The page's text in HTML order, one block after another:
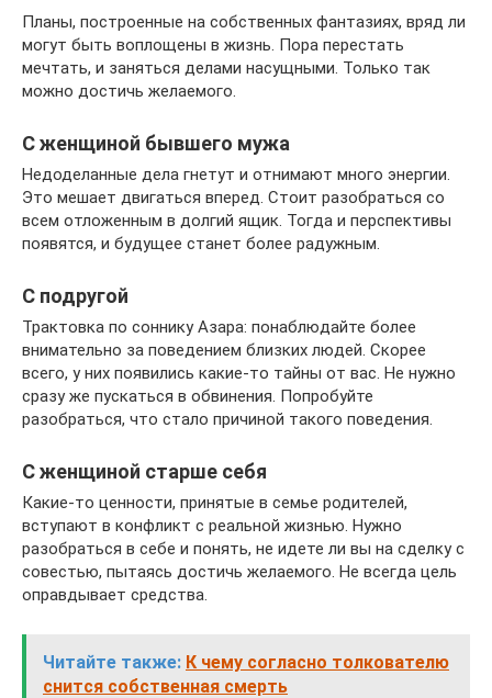
Планы, построенные на собственных фантазиях, вряд ли
могут быть воплощены в жизнь. Пора перестать
мечтать, и заняться делами насущными. Только так
можно достичь желаемого.
С женщиной бывшего мужа
Недоделанные дела гнетут и отнимают много энергии.
Это мешает двигаться вперед. Стоит разобраться со
всем отложенным в долгий ящик. Тогда и перспективы
появятся, и будущее станет более радужным.
С подругой
Трактовка по соннику Азара: понаблюдайте более
внимательно за поведением близких людей. Скорее
всего, у них появились какие-то тайны от вас. Не нужно
сразу же пускаться в обвинения. Попробуйте
разобраться, что стало причиной такого поведения.
С женщиной старше себя
Какие-то ценности, принятые в семье родителей,
вступают в конфликт с реальной жизнью. Нужно
разобраться в себе и понять, не идете ли вы на сделку с
совестью, пытаясь достичь желаемого. Не всегда цель
оправдывает средства.
Читайте также: К чему согласно толкователю
снится собственная смерть